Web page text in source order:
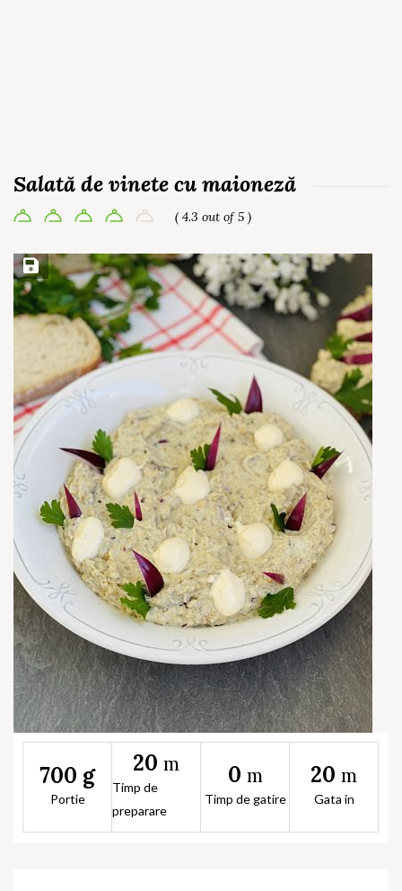
Salată de vinete cu maioneză
( 4.3 out of 5 )
Save Recipe
700 g
Portie
20 m
Timp de
preparare
0 m
Timp de gatire
20 m
Gata in